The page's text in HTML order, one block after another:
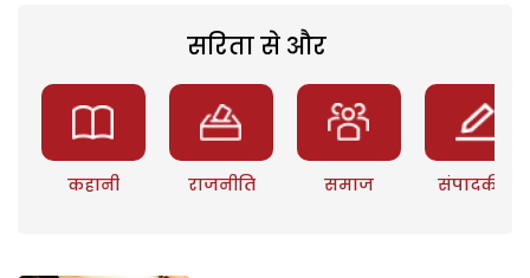
सरिता से और
कहानी राजनीति समाज संपादकीय